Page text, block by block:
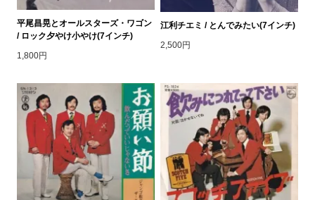
平尾昌晃とオールスターズ・ワゴン
/ ロック夕やけ小やけ(7インチ)
1,800円
江利チエミ / とんでみたい(7インチ)
2,500円